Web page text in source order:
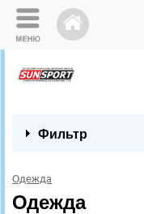
Фильтр
Одежда
Одежда